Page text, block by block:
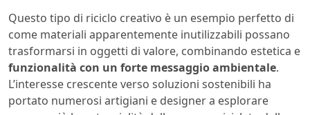
Questo tipo di riciclo creativo è un esempio perfetto di
come materiali apparentemente inutilizzabili possano
trasformarsi in oggetti di valore, combinando estetica e
funzionalità con un forte messaggio ambientale.
L’interesse crescente verso soluzioni sostenibili ha
portato numerosi artigiani e designer a esplorare